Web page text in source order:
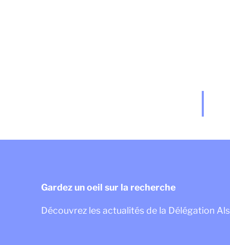
Gardez un oeil sur la recherche
Découvrez les actualités de la Délégation